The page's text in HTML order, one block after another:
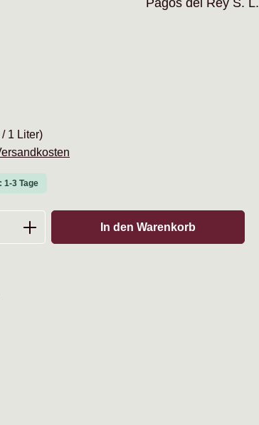
Pagos del Rey S. L.
1 Liter)
1-3 Tage
den gewünschten Wert ein
In den Warenkorb